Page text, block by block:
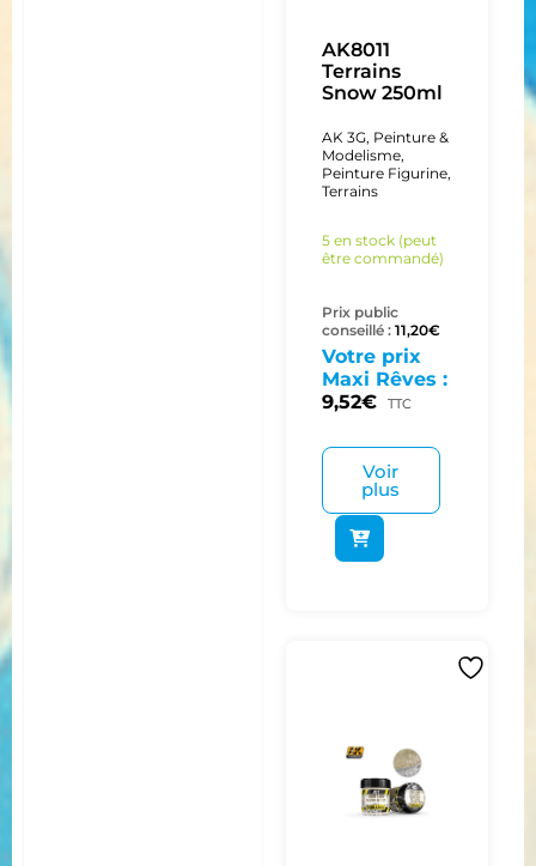
AK8011
Terrains
Snow 250ml
AK 3G, Peinture &
Modelisme,
Peinture Figurine,
Terrains
5 en stock (peut
être commandé)
Prix public
conseillé : 11,20€
Votre prix
Maxi Rêves :
9,52€ TTC
Voir
plus